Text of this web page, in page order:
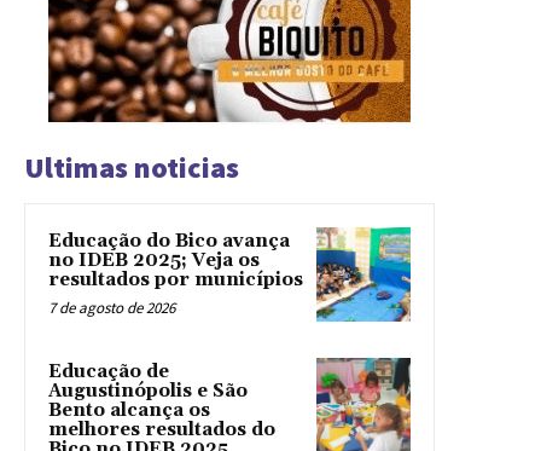
Ultimas noticias
Educação do Bico avança
no IDEB 2025; Veja os
resultados por municípios
7 de agosto de 2026
Educação de
Augustinópolis e São
Bento alcança os
melhores resultados do